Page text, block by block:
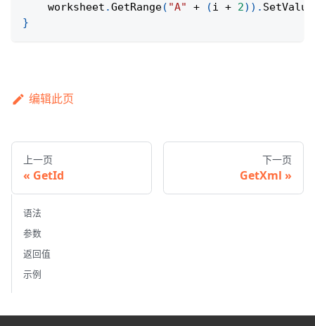
    worksheet
.GetRange( "A" + (i + 2) ) . SetValue
}
编辑此页
上一页
GetId
下一页
GetXml
语法
参数
返回值
示例